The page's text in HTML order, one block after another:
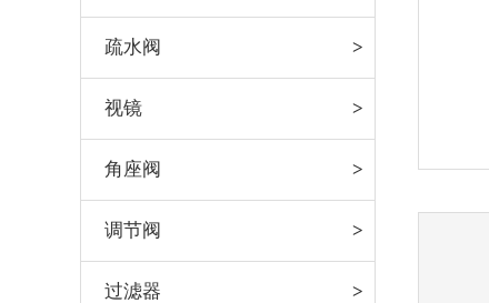
疏水阀
视镜
角座阀
调节阀
过滤器